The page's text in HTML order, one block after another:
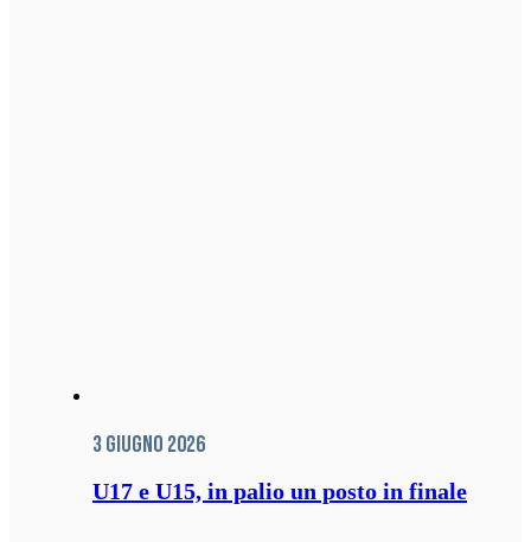
3 Giugno 2026
U17 e U15, in palio un posto in finale